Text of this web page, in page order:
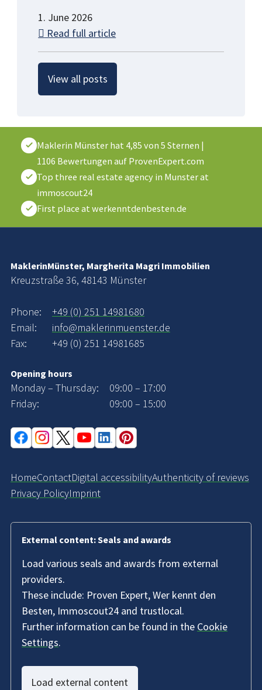
1. June 2026
Read full article
View all posts
Maklerin Münster hat 4,85 von 5 Sternen |
1106 Bewertungen auf ProvenExpert.com
Top three real estate agency in Munster at
immoscout24
First place at werkenntdenbesten.de
MaklerinMünster, Margherita Magri Immobilien
Kreuzstraße 36, 48143 Münster
Phone:
+49 (0) 251 14981680
Email:
info@maklerinmuenster.de
Fax:
+49 (0) 251 14981685
Opening hours
Monday – Thursday:
09:00 – 17:00
Friday:
09:00 – 15:00
HomeContactDigital accessibilityAuthenticity of reviews
Privacy PolicyImprint
External content: Seals and awards
Load various seals and awards from external
providers.
These include: Proven Expert, Wer kennt den
Besten, Immoscout24 and trustlocal.
Further information can be found in the Cookie
Settings.
Load external content